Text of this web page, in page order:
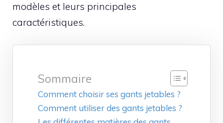
modèles et leurs principales
caractéristiques.
Sommaire
Comment choisir ses gants jetables ?
Comment utiliser des gants jetables ?